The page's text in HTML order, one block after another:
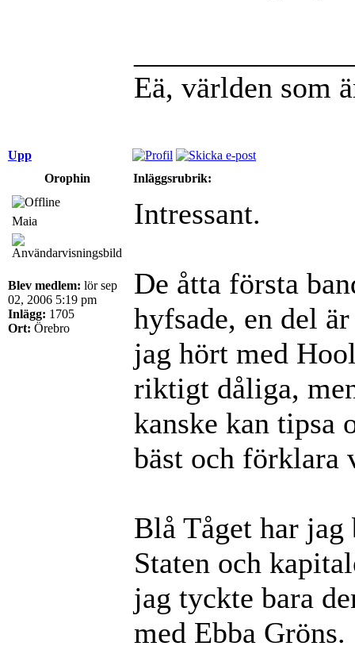
Eä, världen som
Upp
Orophin
Inläggsrubrik:
Maia
Blev medlem: lör sep
02, 2006 5:19 pm
Inlägg: 1705
Ort: Örebro
Intressant.
De åtta första
hyfsade, en del
jag hört med
riktigt dåliga,
kanske kan tipsa
bäst och förklara
Blå Tåget har
Staten och
jag tyckte bara
med Ebba Gröns.